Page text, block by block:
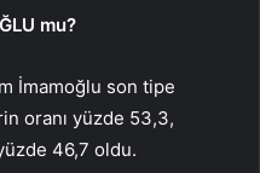
mu?
İmamoğlu son tipe
oranı yüzde 53,3,
46,7 oldu.